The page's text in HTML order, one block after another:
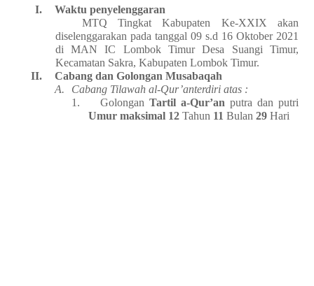
I.
Waktu penyelenggaran
MTQ Tingkat Kabupaten Ke-XXIX akan
diselenggarakan pada tanggal 09 s.d 16 Oktober 2021
di MAN IC Lombok Timur Desa Suangi Timur,
Kecamatan Sakra, Kabupaten Lombok Timur.
II.
Cabang dan Golongan Musabaqah
A.
Cabang Tilawah al-Qur’anterdiri atas :
1.
GolonganTartil a-Qur’anputra dan putri
Umur maksimal 12 Tahun 11 Bulan 29 Hari